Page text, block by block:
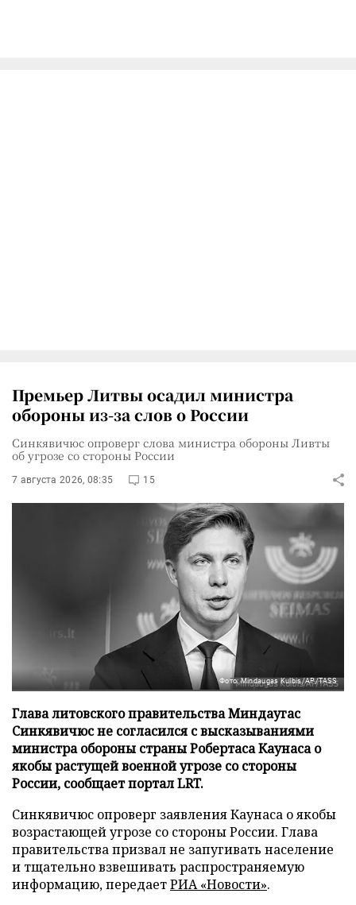
Премьер Литвы осадил министра
обороны из-за слов о России
Синкявичюс опроверг слова министра обороны Ливты
об угрозе со стороны России
7 августа 2026, 08:35 15
Фото: Mindaugas Kulbis/AP/TASS
Глава литовского правительства Миндаугас
Синкявичюс не согласился с высказываниями
министра обороны страны Робертаса Каунаса о
якобы растущей военной угрозе со стороны
России, сообщает портал LRT.
Синкявичюс опроверг заявления Каунаса о якобы
возрастающей угрозе со стороны России. Глава
правительства призвал не запугивать население
и тщательно взвешивать распространяемую
информацию, передаетРИА «Новости».